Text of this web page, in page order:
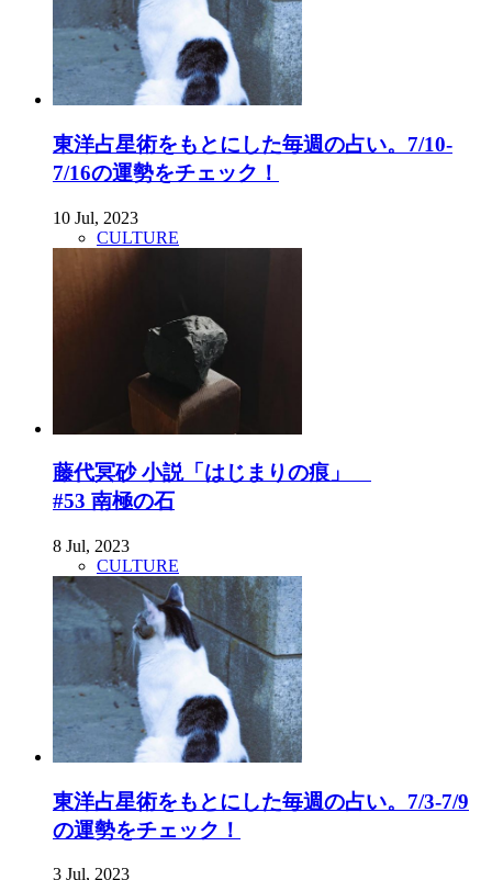
東洋占星術をもとにした毎週の占い。7/10-
7/16の運勢をチェック！
10 Jul, 2023
CULTURE
藤代冥砂 小説「はじまりの痕」
#53 南極の石
8 Jul, 2023
CULTURE
東洋占星術をもとにした毎週の占い。7/3-7/9
の運勢をチェック！
3 Jul, 2023